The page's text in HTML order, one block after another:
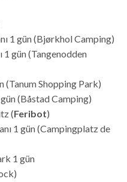
1 gün (Bjørkhol Camping)
1 gün (Tangenodden
(Tanum Shopping Park)
(Båstad Camping)
(Feribot)
1 gün (Campingplatz de
1 gün